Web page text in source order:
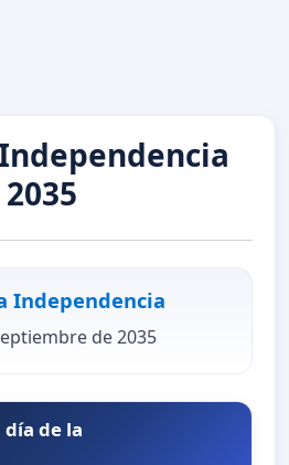
2035
Independencia
de 2035
día de la